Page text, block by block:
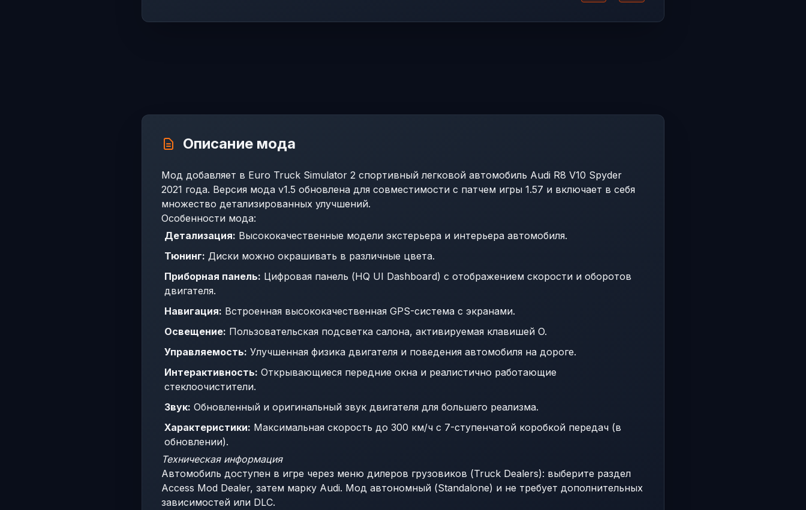
Описание мода
Мод добавляет в Euro Truck Simulator 2 спортивный легковой автомобиль Audi R8 V10 Spyder
2021 года. Версия мода v1.5 обновлена для совместимости с патчем игры 1.57 и включает в себя
множество детализированных улучшений.
Особенности мода:
Детализация: Высококачественные модели экстерьера и интерьера автомобиля.
Тюнинг: Диски можно окрашивать в различные цвета.
Приборная панель: Цифровая панель (HQ UI Dashboard) с отображением скорости и оборотов
двигателя.
Навигация: Встроенная высококачественная GPS-система с экранами.
Освещение: Пользовательская подсветка салона, активируемая клавишей O.
Управляемость: Улучшенная физика двигателя и поведения автомобиля на дороге.
Интерактивность: Открывающиеся передние окна и реалистично работающие
стеклоочистители.
Звук: Обновленный и оригинальный звук двигателя для большего реализма.
Характеристики: Максимальная скорость до 300 км/ч с 7-ступенчатой коробкой передач (в
обновлении).
Техническая информация
Автомобиль доступен в игре через меню дилеров грузовиков (Truck Dealers): выберите раздел
Access Mod Dealer, затем марку Audi. Мод автономный (Standalone) и не требует дополнительных
зависимостей или DLC.